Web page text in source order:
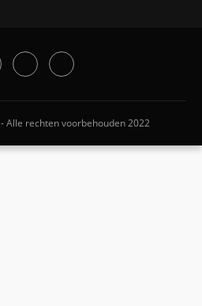
- Alle rechten voorbehouden 2022